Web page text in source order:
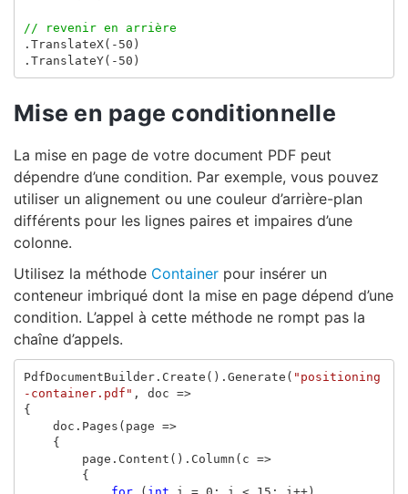
// revenir en arrière
. TranslateX(- 50 )
. TranslateY(- 50 )
Mise en page conditionnelle
La mise en page de votre document PDF peut
dépendre d’une condition. Par exemple, vous pouvez
utiliser un alignement ou une couleur d’arrière-plan
différents pour les lignes paires et impaires d’une
colonne.
Utilisez la méthode Container pour insérer un
conteneur imbriqué dont la mise en page dépend d’une
condition. L’appel à cette méthode ne rompt pas la
chaîne d’appels.
PdfDocumentBuilder. Create (). Generate ( "positioning
-container.pdf" , doc =>
{
doc . Pages ( page =>
{
page . Content (). Column ( c =>
{